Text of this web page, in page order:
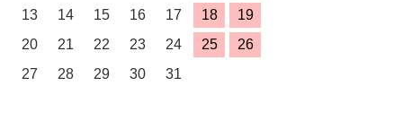
13
14 15 16 17 18
19
20
21 22 23 24 25
26
27
28 29 30 31